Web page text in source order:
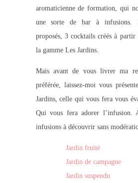
aromaticienne de formation, qui
une sorte de bar à infusions.
proposés, 3 cocktails créés à
la gamme Les Jardins.
Mais avant de vous livrer ma
préférée, laissez-moi vous
Jardins, celle qui vous fera vous
Qui vous fera adorer l’infusion.
infusions à découvrir sans
Jardin fruité
Jardin de campagne
Jardin suspendu